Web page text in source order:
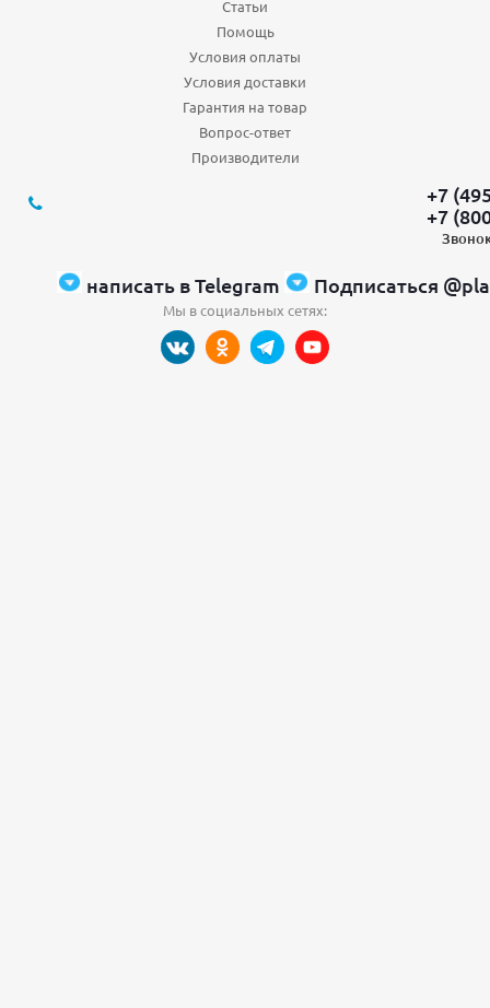
Статьи
Помощь
Условия оплаты
Условия доставки
Гарантия на товар
Вопрос-ответ
Производители
+7
+7
написать в Telegram Подписаться
Мы в социальных сетях: